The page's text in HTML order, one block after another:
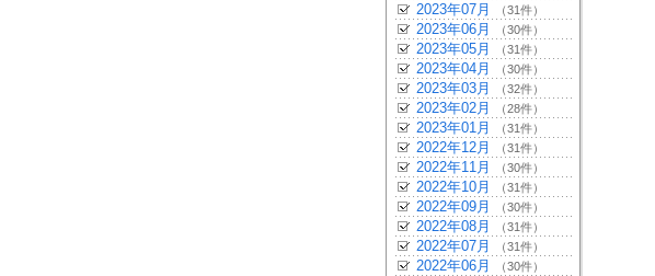
2023年07月 （31件）
2023年06月 （30件）
2023年05月 （31件）
2023年04月 （30件）
2023年03月 （32件）
2023年02月 （28件）
2023年01月 （31件）
2022年12月 （31件）
2022年11月 （30件）
2022年10月 （31件）
2022年09月 （30件）
2022年08月 （31件）
2022年07月 （31件）
2022年06月 （30件）